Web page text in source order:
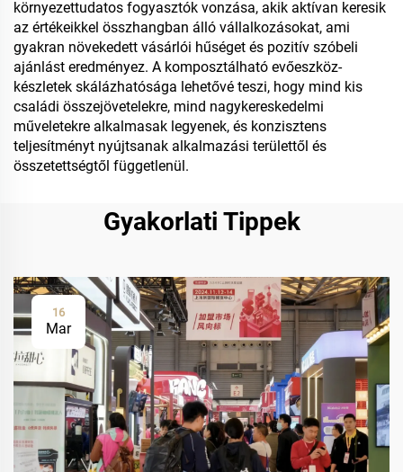
környezettudatos fogyasztók vonzása, akik aktívan keresik
az értékeikkel összhangban álló vállalkozásokat, ami
gyakran növekedett vásárlói hűséget és pozitív szóbeli
ajánlást eredményez. A komposztálható evőeszköz-
készletek skálázhatósága lehetővé teszi, hogy mind kis
családi összejövetelekre, mind nagykereskedelmi
műveletekre alkalmasak legyenek, és konzisztens
teljesítményt nyújtsanak alkalmazási területtől és
összetettségtől függetlenül.
Gyakorlati Tippek
16
Mar